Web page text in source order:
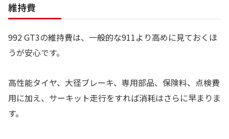
維持費
992 GT3の維持費は、一般的な911より高めに見ておくほ
うが安心です。
高性能タイヤ、大径ブレーキ、専用部品、保険料、点検費
用に加え、サーキット走行をすれば消耗はさらに早まりま
す。